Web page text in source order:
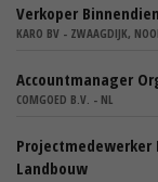
Verkoper
KARO BV - ZWAAGDIJK,
Accountmanager
COMGOED B.V. - NL
Landbouw